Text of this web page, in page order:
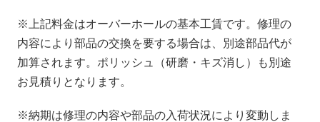
※上記料金はオーバーホールの基本工賃です。修理の
内容により部品の交換を要する場合は、別途部品代が
加算されます。ポリッシュ（研磨・キズ消し）も別途
お見積りとなります。
※納期は修理の内容や部品の入荷状況により変動しま